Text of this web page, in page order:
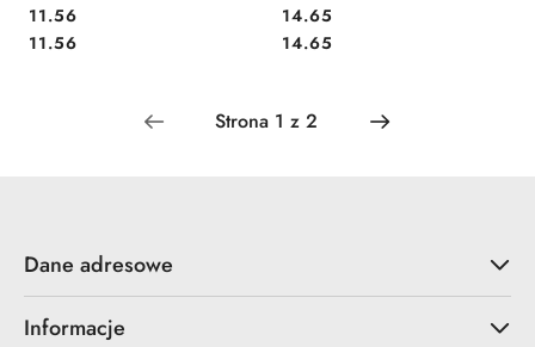
Cena:
11.56
Cena:
11.56
Cena:
14.65
Cena:
14.65
Dane adresowe
Informacje